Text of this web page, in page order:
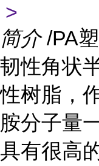
>
简介 /PA
韧性角状
性树脂，
胺分子量
具有很高